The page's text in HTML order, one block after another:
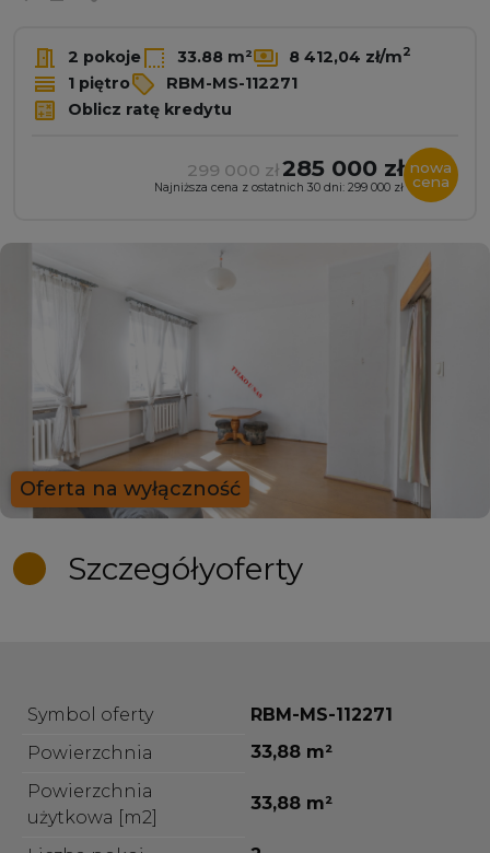
2 pokoje 33.88 m² 8 412,04 zł/m2
1 piętro
RBM-MS-112271
Oblicz ratę kredytu
299 000 zł285 000 zł
Najniższa cena z ostatnich 30 dni: 299 000 zł
nowa
cena
Oferta na wyłączność
Szczegółyoferty
Symbol oferty
RBM-MS-112271
Powierzchnia
33,88 m²
Powierzchnia
użytkowa [m2]
33,88 m²